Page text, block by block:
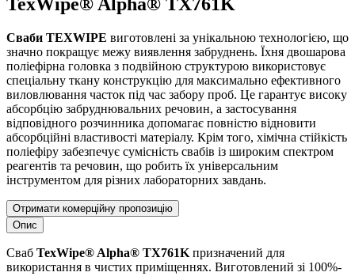
Сваби TEXWIPE виготовлені за унікальною технологією, що
значно покращує межу виявлення забруднень. Їхня двошарова
поліефірна головка з подвійною структурою використовує
спеціальну ткану конструкцію для максимально ефективного
виловлювання часток під час забору проб. Це гарантує високу
абсорбцію забруднювальних речовин, а застосування
відповідного розчинника допомагає повністю відновити
абсорбційні властивості матеріалу. Крім того, хімічна стійкість
поліефіру забезпечує сумісність свабів із широким спектром
реагентів та речовин, що робить їх універсальним
інструментом для різних лабораторних завдань.
Отримати комерційну пропозицію
Опис
Сваб TexWipe® Alpha® TX761K призначений для
використання в чистих приміщеннях. Виготовлений зі 100%-